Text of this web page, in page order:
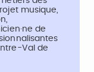
musique,
de
Val de